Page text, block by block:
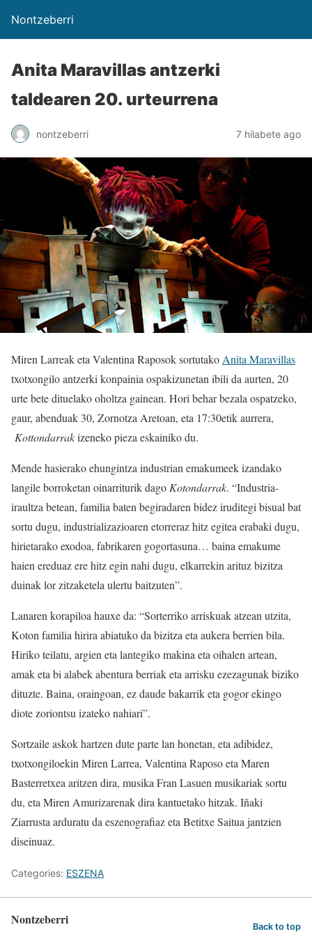
Nontzeberri
Anita Maravillas antzerki
taldearen 20. urteurrena
nontzeberri 7 hilabete ago
Miren Larreak eta Valentina Raposok sortutakoAnita Maravillas
txotxongilo antzerki konpainia ospakizunetan ibili da aurten, 20
urte bete dituelako oholtza gainean. Hori behar bezala ospatzeko,
gaur, abenduak 30, Zornotza Aretoan, eta 17:30etik aurrera,
Kottondarrakizeneko pieza eskainiko du.
Mende hasierako ehungintza industrian emakumeek izandako
langile borroketan oinarriturik dagoKotondarrak. “Industria-
iraultza betean, familia baten begiradaren bidez iruditegi bisual bat
sortu dugu, industrializazioaren etorreraz hitz egitea erabaki dugu,
hirietarako exodoa, fabrikaren gogortasuna… baina emakume
haien ereduaz ere hitz egin nahi dugu, elkarrekin arituz bizitza
duinak lor zitzaketela ulertu baitzuten”.
Lanaren korapiloa hauxe da: “Sorterriko arriskuak atzean utzita,
Koton familia hirira abiatuko da bizitza eta aukera berrien bila.
Hiriko teilatu, argien eta lantegiko makina eta oihalen artean,
amak eta bi alabek abentura berriak eta arrisku ezezagunak biziko
dituzte. Baina, oraingoan, ez daude bakarrik eta gogor ekingo
diote zoriontsu izateko nahiari”.
Sortzaile askok hartzen dute parte lan honetan, eta adibidez,
txotxongiloekin Miren Larrea, Valentina Raposo eta Maren
Basterretxea aritzen dira, musika Fran Lasuen musikariak sortu
du, eta Miren Amurizarenak dira kantuetako hitzak. Iñaki
Ziarrusta arduratu da eszenografiaz eta Betitxe Saitua jantzien
diseinuaz.
Categories: ESZENA
Nontzeberri Back to top